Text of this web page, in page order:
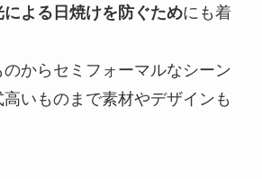
よる日焼けを防ぐためにも着
からセミフォーマルなシーン
いものまで素材やデザインも